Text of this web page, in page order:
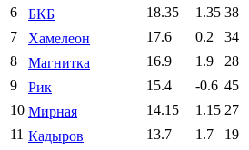
6
БКБ 18.35 1.35 38
7
Хамелеон 17.6 0.2 34
8
Магнитка 16.9 1.9 28
9
Рик 15.4 -0.6 45
10 Мирная 14.15 1.15 27
11 Кадыров 13.7 1.7 19